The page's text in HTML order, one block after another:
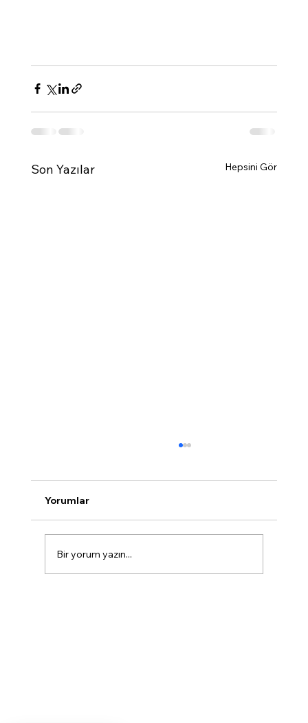
Son Yazılar Hepsini Gör
Yorumlar
Bir yorum yazın...